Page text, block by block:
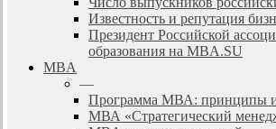
Известность и репутация
Президент Российской
образования на MBA.SU
MBA
—
Программа МВА: принципы и
МВА «Cтратегический